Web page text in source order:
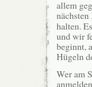
allem
halten.
und wir
beginnt,
Hügeln
Wer am